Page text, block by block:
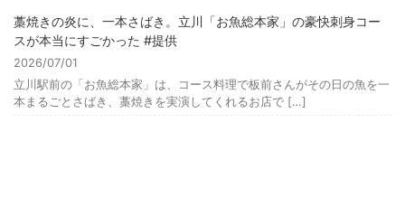
藁焼きの炎に、一本さばき。立川「お魚総本家」の豪快刺身コー
スが本当にすごかった #提供
2026/07/01
立川駅前の「お魚総本家」は、コース料理で板前さんがその日の魚を一
本まるごとさばき、藁焼きを実演してくれるお店で […]